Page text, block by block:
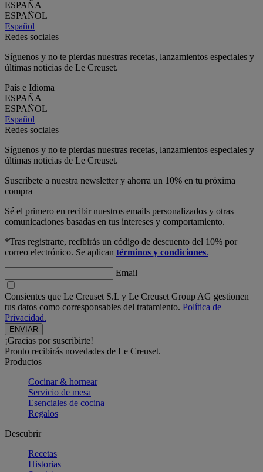
ESPAÑA
ESPAÑOL
Español
Redes sociales
Síguenos y no te pierdas nuestras recetas, lanzamientos especiales y
últimas noticias de Le Creuset.
País e Idioma
ESPAÑA
ESPAÑOL
Español
Redes sociales
Síguenos y no te pierdas nuestras recetas, lanzamientos especiales y
últimas noticias de Le Creuset.
Suscríbete a nuestra newsletter y ahorra un 10% en tu próxima
compra
Sé el primero en recibir nuestros emails personalizados y otras
comunicaciones basadas en tus intereses y comportamiento.
*Tras registrarte, recibirás un código de descuento del 10% por
correo electrónico. Se aplican términos y condiciones.
Email
Consientes que Le Creuset S.L y Le Creuset Group AG gestionen
tus datos como corresponsables del tratamiento. Política de
Privacidad.
¡Gracias por suscribirte!
Pronto recibirás novedades de Le Creuset.
Productos
Cocinar & hornear
Servicio de mesa
Esenciales de cocina
Regalos
Descubrir
Recetas
Historias